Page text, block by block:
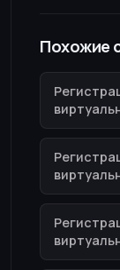
Похожие